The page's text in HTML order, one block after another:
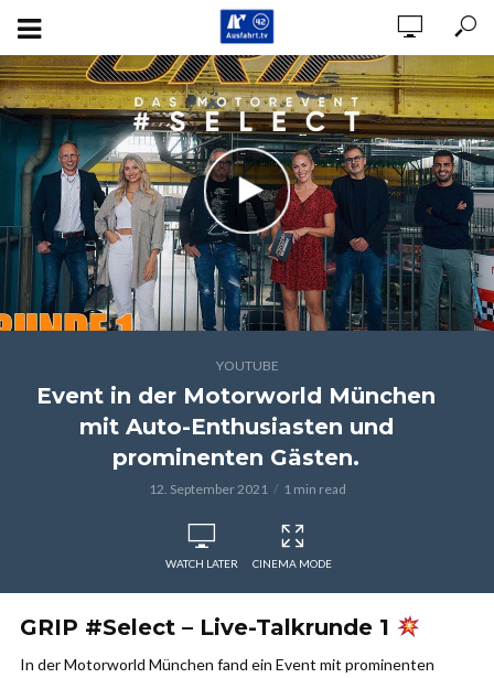
YOUTUBE
Event in der Motorworld München
mit Auto-Enthusiasten und
prominenten Gästen.
12. September 2021 1 min read
WATCH LATER CINEMA MODE
GRIP #Select – Live-Talkrunde 1
In der Motorworld München fand ein Event mit prominenten